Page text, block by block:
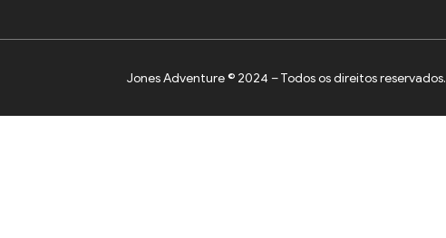
Jones Adventure © 2024 – Todos os direitos reservados.